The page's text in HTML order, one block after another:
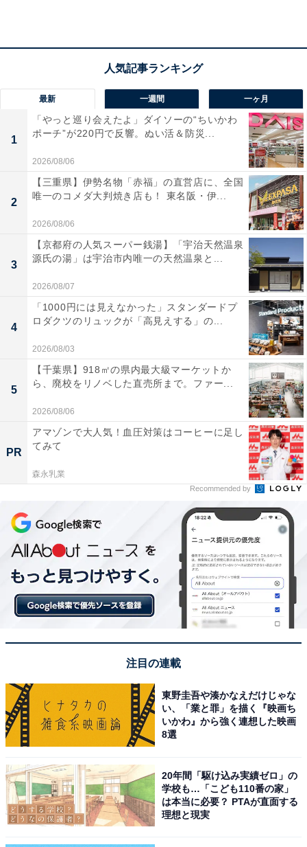
「芭蕉 月待ちの湯」には以下のような口コミが寄せられ
ています。
アルカリ性の非常に質の高いお湯で、入浴後は肌が
スベスベつるつるになる。
32度という絶妙な温度の源泉ぬるま湯風呂がとても
心地よく、体に負担をかけずに長時間ゆっくり浸か
れるため、極上のリラックス効果が得られます。
豊かな大自然に囲まれた露天風呂や、アディロンダ
ックチェアが設置された開放的な外気浴スペースが
あり、マイナスイオンを浴びながらリフレッシュす
るのに最適です。
アクセス・料金情報は？ 泊まれる？
最新 一週間 一ヶ月
1
「やっと巡り会えたよ」ダイソーの“ちいかわ
ポーチ”が220円で反響。ぬい活＆防災...
2026/08/06
2
【三重県】伊勢名物「赤福」の直営店に、全国
唯一のコメダ大判焼き店も！ 東名阪・伊...
2026/08/06
3
【京都府の人気スーパー銭湯】「宇治天然温泉
源氏の湯」は宇治市内唯一の天然温泉と...
2026/08/07
4
「1000円には見えなかった」スタンダードプ
ロダクツのリュックが「高見えする」の...
2026/08/03
5
【千葉県】918㎡の県内最大級マーケットか
ら、廃校をリノベした直売所まで。ファー...
2026/08/06
PR
アマゾンで大人気！血圧対策はコーヒーに足し
てみて
森永乳業
Recommended by
注目の連載
東野圭吾や湊かなえだけじゃな
い、「業と罪」を描く『映画ち
いかわ』から強く連想した映画
8選
20年間「駆け込み実績ゼロ」の
学校も…「こども110番の家」
は本当に必要？ PTAが直面する
理想と現実